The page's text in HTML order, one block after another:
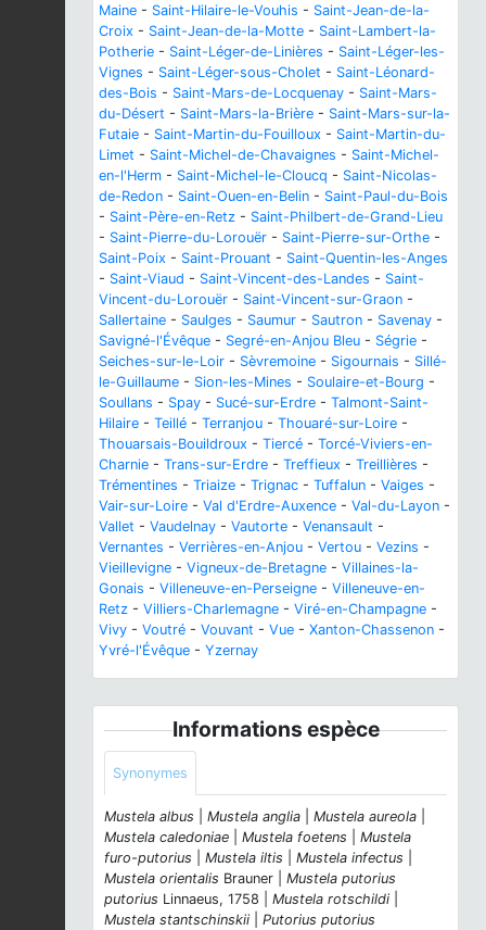
Maine - Saint-Hilaire-le-Vouhis - Saint-Jean-de-la-
Croix - Saint-Jean-de-la-Motte - Saint-Lambert-la-
Potherie - Saint-Léger-de-Linières - Saint-Léger-les-
Vignes - Saint-Léger-sous-Cholet - Saint-Léonard-
des-Bois - Saint-Mars-de-Locquenay - Saint-Mars-
du-Désert - Saint-Mars-la-Brière - Saint-Mars-sur-la-
Futaie - Saint-Martin-du-Fouilloux - Saint-Martin-du-
Limet - Saint-Michel-de-Chavaignes - Saint-Michel-
en-l'Herm - Saint-Michel-le-Cloucq - Saint-Nicolas-
de-Redon - Saint-Ouen-en-Belin - Saint-Paul-du-Bois
- Saint-Père-en-Retz - Saint-Philbert-de-Grand-Lieu
- Saint-Pierre-du-Lorouër - Saint-Pierre-sur-Orthe -
Saint-Poix - Saint-Prouant - Saint-Quentin-les-Anges
- Saint-Viaud - Saint-Vincent-des-Landes - Saint-
Vincent-du-Lorouër - Saint-Vincent-sur-Graon -
Sallertaine - Saulges - Saumur - Sautron - Savenay -
Savigné-l'Évêque - Segré-en-Anjou Bleu - Ségrie -
Seiches-sur-le-Loir - Sèvremoine - Sigournais - Sillé-
le-Guillaume - Sion-les-Mines - Soulaire-et-Bourg -
Soullans - Spay - Sucé-sur-Erdre - Talmont-Saint-
Hilaire - Teillé - Terranjou - Thouaré-sur-Loire -
Thouarsais-Bouildroux - Tiercé - Torcé-Viviers-en-
Charnie - Trans-sur-Erdre - Treffieux - Treillières -
Trémentines - Triaize - Trignac - Tuffalun - Vaiges -
Vair-sur-Loire - Val d'Erdre-Auxence - Val-du-Layon -
Vallet - Vaudelnay - Vautorte - Venansault -
Vernantes - Verrières-en-Anjou - Vertou - Vezins -
Vieillevigne - Vigneux-de-Bretagne - Villaines-la-
Gonais - Villeneuve-en-Perseigne - Villeneuve-en-
Retz - Villiers-Charlemagne - Viré-en-Champagne -
Vivy - Voutré - Vouvant - Vue - Xanton-Chassenon -
Yvré-l'Évêque - Yzernay
Informations espèce
Synonymes
Mustela albus Mustela anglia Mustela aureola
Mustela caledoniae
Mustela foetens
Mustela
furo-putorius
Mustela iltis Mustela infectus
Mustela orientalis Brauner | Mustela putorius
putorius Linnaeus, 1758 | Mustela rotschildi
Mustela stantschinskii
Putorius putorius